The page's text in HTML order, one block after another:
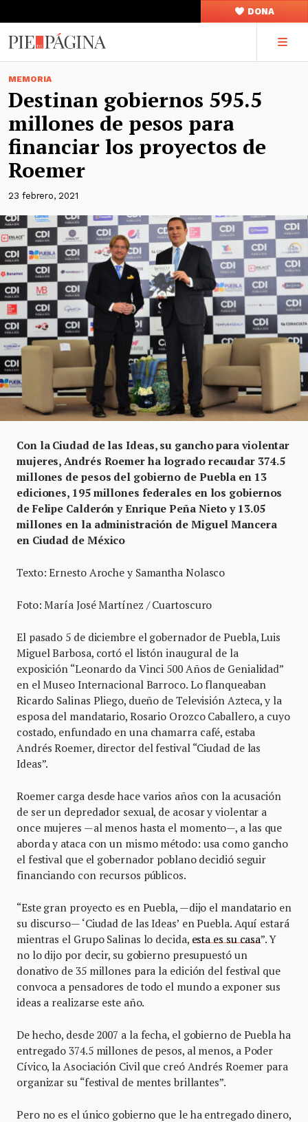
DONA
MEMORIA
Destinan gobiernos 595.5
millones de pesos para
financiar los proyectos de
Roemer
23 febrero, 2021
Con la Ciudad de las Ideas, su gancho para violentar
mujeres, Andrés Roemer ha logrado recaudar 374.5
millones de pesos del gobierno de Puebla en 13
ediciones, 195 millones federales en los gobiernos
de Felipe Calderón y Enrique Peña Nieto y 13.05
millones en la administración de Miguel Mancera
en Ciudad de México
Texto: Ernesto Aroche y Samantha Nolasco
Foto: María José Martínez / Cuartoscuro
El pasado 5 de diciembre el gobernador de Puebla, Luis
Miguel Barbosa, cortó el listón inaugural de la
exposición “Leonardo da Vinci 500 Años de Genialidad”
en el Museo Internacional Barroco. Lo flanqueaban
Ricardo Salinas Pliego, dueño de Televisión Azteca, y la
esposa del mandatario, Rosario Orozco Caballero, a cuyo
costado, enfundado en una chamarra café, estaba
Andrés Roemer, director del festival “Ciudad de las
Ideas”.
Roemer carga desde hace varios años con la acusación
de ser un depredador sexual, de acosar y violentar a
once mujeres —al menos hasta el momento—, a las que
aborda y ataca con un mismo método: usa como gancho
el festival que el gobernador poblano decidió seguir
financiando con recursos públicos.
“Este gran proyecto es en Puebla, —dijo el mandatario en
su discurso— ‘Ciudad de las Ideas’ en Puebla. Aquí estará
mientras el Grupo Salinas lo decida, esta es su casa”. Y
no lo dijo por decir, su gobierno presupuestó un
donativo de 35 millones para la edición del festival que
convoca a pensadores de todo el mundo a exponer sus
ideas a realizarse este año.
De hecho, desde 2007 a la fecha, el gobierno de Puebla ha
entregado 374.5 millones de pesos, al menos, a Poder
Cívico, la Asociación Civil que creó Andrés Roemer para
organizar su “festival de mentes brillantes”.
Pero no es el único gobierno que le ha entregado dinero,